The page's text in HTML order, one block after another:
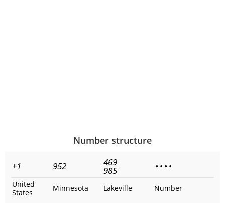
Number structure
+1 952 469
985 • • • •
United
States
Minnesota Lakeville Number